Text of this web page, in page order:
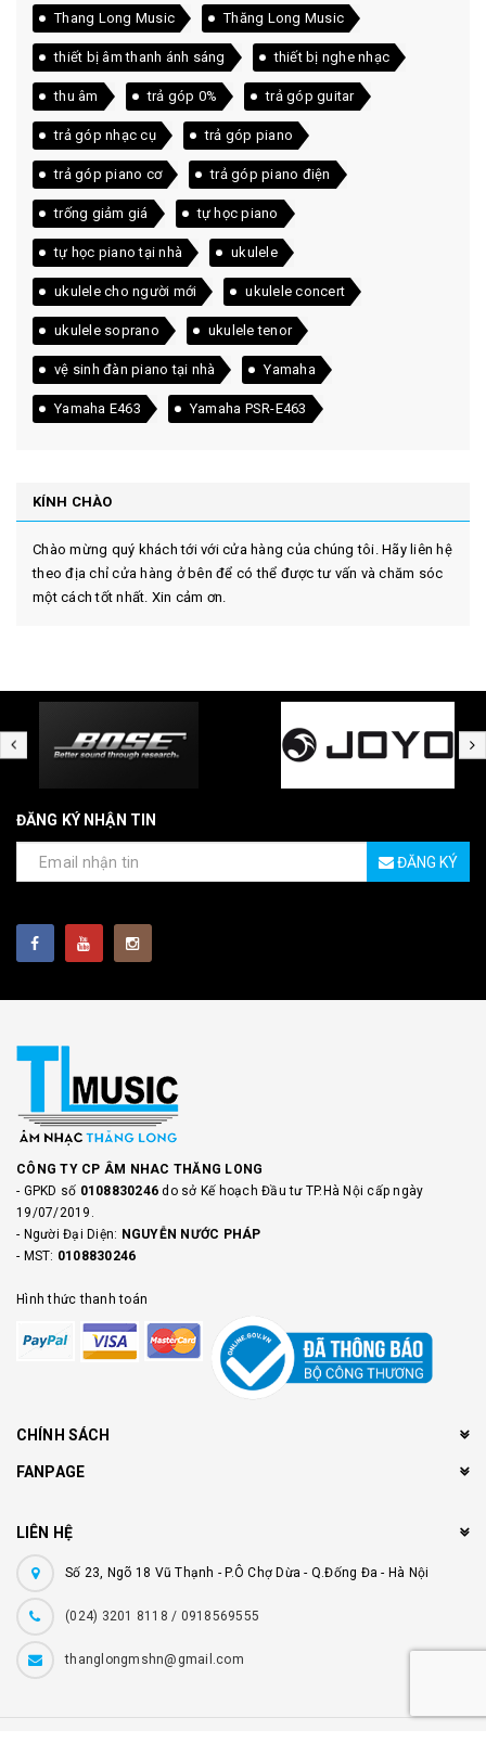
Thang Long Music Thăng Long Music
thiết bị âm thanh ánh sáng thiết bị nghe nhạc
thu âm trả góp 0% trả góp guitar
trả góp nhạc cụ trả góp piano
trả góp piano cơ trả góp piano điện
trống giảm giá tự học piano
tự học piano tại nhà ukulele
ukulele cho người mới ukulele concert
ukulele soprano ukulele tenor
vệ sinh đàn piano tại nhà Yamaha
Yamaha E463 Yamaha PSR-E463
KÍNH CHÀO
Chào mừng quý khách tới với cửa hàng của chúng tôi. Hãy liên hệ
theo địa chỉ cửa hàng ở bên để có thể được tư vấn và chăm sóc
một cách tốt nhất. Xin cảm ơn.
ĐĂNG KÝ NHẬN TIN
ĐĂNG KÝ
CÔNG TY CP ÂM NHAC THĂNG LONG
- GPKD số 0108830246do sở Kế hoạch Đầu tư TP.Hà Nội cấp ngày
19/07/2019.
- Người Đại Diện: NGUYỄN NƯỚC PHÁP
- MST: 0108830246
Hình thức thanh toán
CHÍNH SÁCH
FANPAGE
LIÊN HỆ
Số 23, Ngõ 18 Vũ Thạnh - P.Ô Chợ Dừa - Q.Đống Đa - Hà Nội
(024) 3201 8118 / 0918569555
thanglongmshn@gmail.com